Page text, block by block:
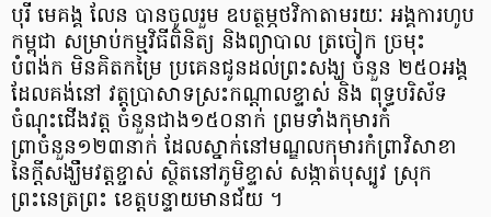
បុរី មេគង្គ លែន បានចូលរួម ឧបត្ថម្ភថវិកាតាមរយៈ អង្គការហូប
កម្ពុជា សម្រាប់កម្មវិធីពិនិត្យ និងព្យាបាល ត្រចៀក ច្រមុះ
បំពង់ក មិនគិតកម្រៃ ប្រគេនជូនដល់ព្រះសង្ឃ ចំនួន ២៥០អង្គ
ដែលគង់នៅ វត្តប្រាសាទស្រះកណ្តាលខ្ទាស់ និង ពុទ្ធបរិស័ទ
ចំណុះជើងវត្ត ចំនួនជាង១៥០នាក់ ព្រមទាំងកុមារកំ
ព្រាចំនួន១២៣នាក់ ដែលស្នាក់នៅមណ្ឌលកុមារកំព្រាវិសាខា
នៃក្តីសង្ឃឹមវត្តខ្ចាស់ ស្ថិតនៅភូមិខ្ទាស់ សង្កាត់បុស្បូវ ស្រុក
ព្រះនេត្រព្រះ ខេត្តបន្ទាយមានជ័យ ។